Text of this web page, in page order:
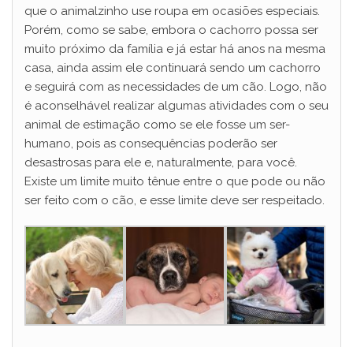
que o animalzinho use roupa em ocasiões especiais.
Porém, como se sabe, embora o cachorro possa ser
muito próximo da família e já estar há anos na mesma
casa, ainda assim ele continuará sendo um cachorro
e seguirá com as necessidades de um cão. Logo, não
é aconselhável realizar algumas atividades com o seu
animal de estimação como se ele fosse um ser-
humano, pois as consequências poderão ser
desastrosas para ele e, naturalmente, para você.
Existe um limite muito tênue entre o que pode ou não
ser feito com o cão, e esse limite deve ser respeitado.